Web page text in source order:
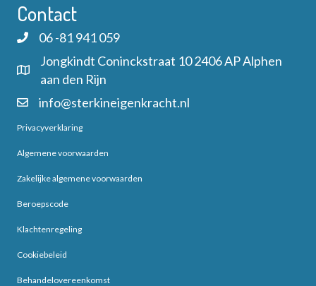
Contact
06 -81 941 059
Jongkindt Coninckstraat 10 2406 AP Alphen
aan den Rijn
info@sterkineigenkracht.nl
Privacyverklaring
Algemene voorwaarden
Zakelijke algemene voorwaarden
Beroepscode
Klachtenregeling
Cookiebeleid
Behandelovereenkomst